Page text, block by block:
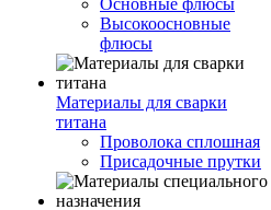
Основные флюсы
Высокоосновные
флюсы
Материалы для сварки
титана
Проволока сплошная
Присадочные прутки